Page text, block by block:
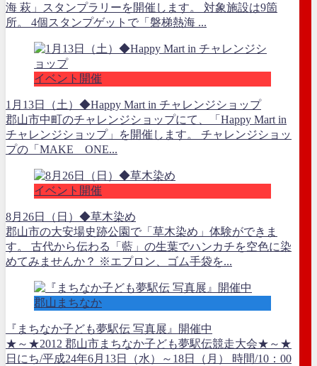
海 萩」スタンプラリーを開催します。 対象施設は9箇
所。 4個スタンプゲットで「磐梯熱海 ...
イベント開催
1月13日（土）◆Happy Mart in チャレンジショップ
郡山市中町のチャレンジショップにて、「Happy Mart in
チャレンジショップ」を開催します。 チャレンジショッ
プの「MAKE ONE...
イベント開催
8月26日（日）◆草木染め
郡山市の大安場史跡公園で「草木染め」体験ができま
す。 古代から伝わる「藍」の生葉でハンカチを空色に染
めてみませんか？ ※エプロン、ゴム手袋を...
郡山まちなか
『まちなか子ども夢駅伝 写真展』開催中
★～★2012 郡山市まちなか子ども夢駅伝競走大会★～★
日にち/平成24年6月13日（水）～18日（月） 時間/10：00